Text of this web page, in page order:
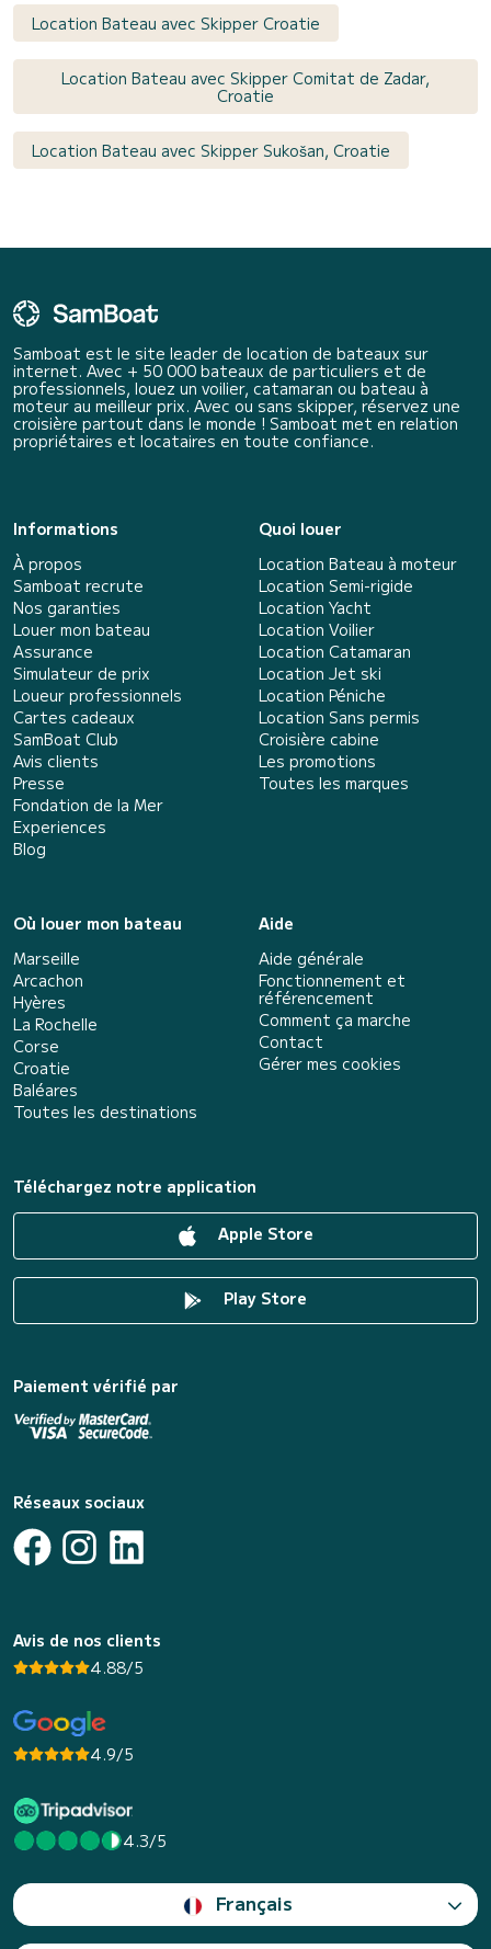
Location Bateau avec Skipper Croatie
Location Bateau avec Skipper Comitat de Zadar,
Croatie
Location Bateau avec Skipper Sukošan, Croatie
Samboat est le site leader de location de bateaux sur
internet. Avec + 50 000 bateaux de particuliers et de
professionnels, louez un voilier, catamaran ou bateau à
moteur au meilleur prix. Avec ou sans skipper, réservez une
croisière partout dans le monde ! Samboat met en relation
propriétaires et locataires en toute confiance.
Informations
À propos
Samboat recrute
Nos garanties
Louer mon bateau
Assurance
Simulateur de prix
Loueur professionnels
Cartes cadeaux
SamBoat Club
Avis clients
Presse
Fondation de la Mer
Experiences
Blog
Quoi louer
Location Bateau à moteur
Location Semi-rigide
Location Yacht
Location Voilier
Location Catamaran
Location Jet ski
Location Péniche
Location Sans permis
Croisière cabine
Les promotions
Toutes les marques
Où louer mon bateau
Marseille
Arcachon
Hyères
La Rochelle
Corse
Croatie
Baléares
Toutes les destinations
Aide
Aide générale
Fonctionnement et
référencement
Comment ça marche
Contact
Gérer mes cookies
Téléchargez notre application
Apple Store
Play Store
Paiement vérifié par
Réseaux sociaux
Avis de nos clients
4.88/5
4.9/5
4.3/5
Français